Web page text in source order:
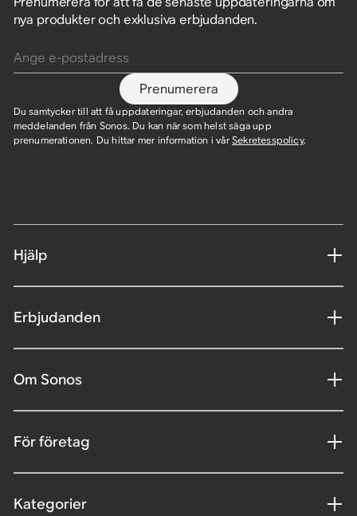
nya produkter och exklusiva erbjudanden.
Prenumerera
Du samtycker till att få uppdateringar, erbjudanden och andra
meddelanden från Sonos. Du kan när som helst säga upp
prenumerationen. Du hittar mer information i vår Sekretesspolicy.
Hjälp
Erbjudanden
Om Sonos
För företag
Kategorier